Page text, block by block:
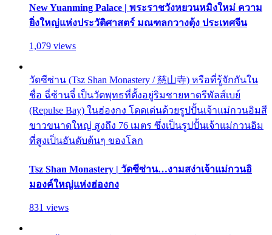
New Yuanming Palace | พระราชวังหยวนหมิงใหม่ ความ
ยิ่งใหญ่แห่งประวัติศาสตร์ มณฑลกวางตุ้ง ประเทศจีน
1,079 views
วัดซีซ่าน (Tsz Shan Monastery / 慈山寺) หรือที่รู้จักกันใน
ชื่อ ฉี่ซ้านจี๋ เป็นวัดพุทธที่ตั้งอยู่ริมชายหาดรีพัลส์เบย์
(Repulse Bay) ในฮ่องกง โดดเด่นด้วยรูปปั้นเจ้าแม่กวนอิมสี
ขาวขนาดใหญ่ สูงถึง 76 เมตร ซึ่งเป็นรูปปั้นเจ้าแม่กวนอิม
ที่สูงเป็นอันดับต้นๆ ของโลก
Tsz Shan Monastery | วัดซีซ่าน…งามสง่าเจ้าแม่กวนอิ
มองค์ใหญ่แห่งฮ่องกง
831 views